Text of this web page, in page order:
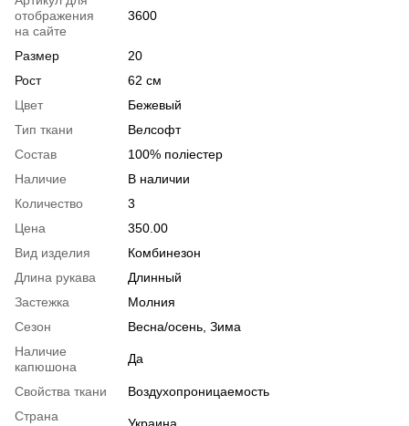
отображения
на сайте
3600
Размер
20
Рост
62 см
Цвет
Бежевый
Тип ткани
Велсофт
Состав
100% поліестер
Наличие
В наличии
Количество
3
Цена
350.00
Вид изделия
Комбинезон
Длина рукава
Длинный
Застежка
Молния
Сезон
Весна/осень, Зима
Наличие
капюшона
Да
Свойства ткани
Воздухопроницаемость
Страна